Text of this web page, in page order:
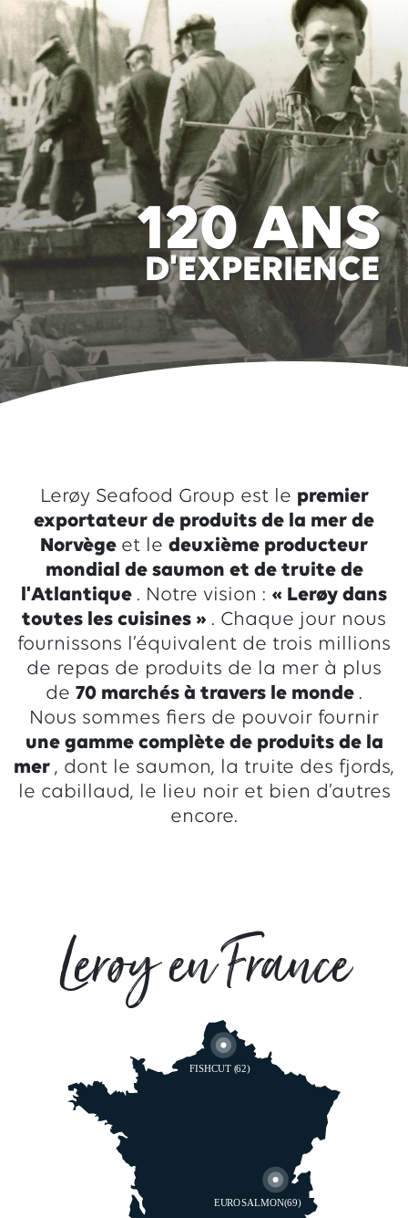
120 ANS
D'EXPERIENCE
Lerøy Seafood Group est le premier
exportateur de produits de la mer de
Norvège et le deuxième producteur
mondial de saumon et de truite de
l'Atlantique . Notre vision : « Lerøy dans
toutes les cuisines » . Chaque jour nous
fournissons l’équivalent de trois millions
de repas de produits de la mer à plus
de 70 marchés à travers le monde .
Nous sommes fiers de pouvoir fournir
une gamme complète de produits de la
mer , dont le saumon, la truite des fjords,
le cabillaud, le lieu noir et bien d’autres
encore.
Lerøy en France